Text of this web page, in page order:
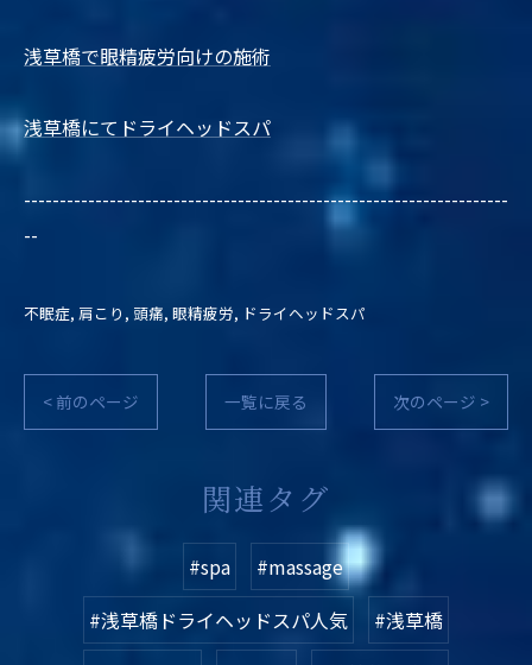
浅草橋で眼精疲労向けの施術
浅草橋にてドライヘッドスパ
--------------------------------------------------------------------
--
不眠症 肩こり 頭痛 眼精疲労 ドライヘッドスパ
< 前のページ 一覧に戻る 次のページ >
関連タグ
#spa
#massage
#浅草橋ドライヘッドスパ人気
#浅草橋